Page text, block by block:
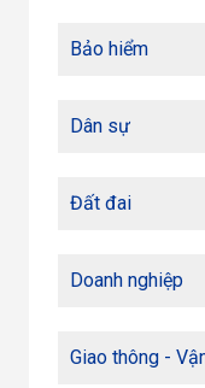
Bảo hiểm
Dân sự
Đất đai
Doanh nghiệp
Giao thông -